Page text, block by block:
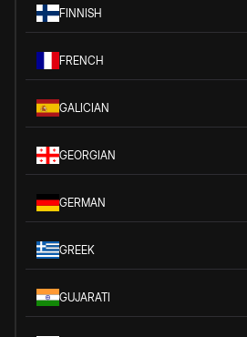
FINNISH
FRENCH
GALICIAN
GEORGIAN
GERMAN
GREEK
GUJARATI